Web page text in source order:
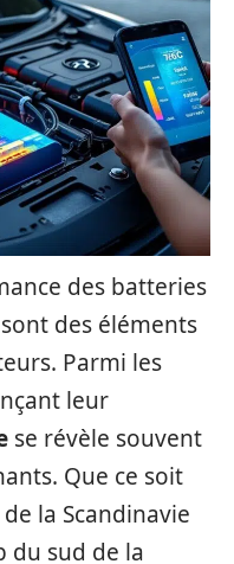
des batteries
des éléments
Parmi les
leur
se révèle souvent
Que ce soit
la Scandinavie
du sud de la